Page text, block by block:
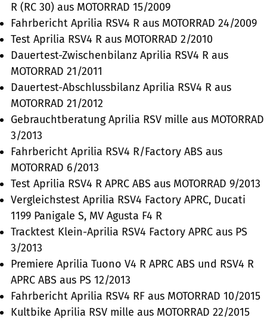
R (RC 30) aus MOTORRAD 15/2009
Fahrbericht Aprilia RSV4 R aus MOTORRAD 24/2009
Test Aprilia RSV4 R aus MOTORRAD 2/2010
Dauertest-Zwischenbilanz Aprilia RSV4 R aus
MOTORRAD 21/2011
Dauertest-Abschlussbilanz Aprilia RSV4 R aus
MOTORRAD 21/2012
Gebrauchtberatung Aprilia RSV mille aus MOTORRAD
3/2013
Fahrbericht Aprilia RSV4 R/Factory ABS aus
MOTORRAD 6/2013
Test Aprilia RSV4 R APRC ABS aus MOTORRAD 9/2013
Vergleichstest Aprilia RSV4 Factory APRC, Ducati
1199 Panigale S, MV Agusta F4 R
Tracktest Klein-Aprilia RSV4 Factory APRC aus PS
3/2013
Premiere Aprilia Tuono V4 R APRC ABS und RSV4 R
APRC ABS aus PS 12/2013
Fahrbericht Aprilia RSV4 RF aus MOTORRAD 10/2015
Kultbike Aprilia RSV mille aus MOTORRAD 22/2015